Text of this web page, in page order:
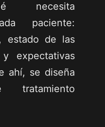
necesita
paciente:
estado de las
expectativas
ahí, se diseña